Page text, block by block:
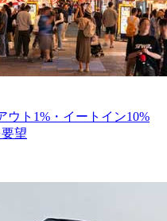
ウト1%・イートイン10%
望